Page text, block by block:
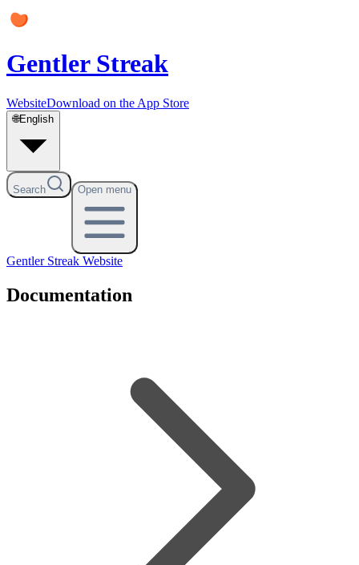
Gentler Streak
WebsiteDownload on the App Store
🌐English
Search Open menu
Gentler Streak Website
Documentation